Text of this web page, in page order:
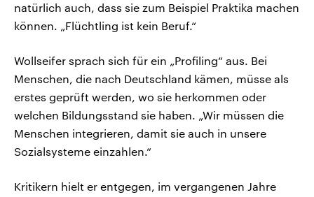
natürlich auch, dass sie zum Beispiel Praktika machen
können. „Flüchtling ist kein Beruf.“
Wollseifer sprach sich für ein „Profiling“ aus. Bei
Menschen, die nach Deutschland kämen, müsse als
erstes geprüft werden, wo sie herkommen oder
welchen Bildungsstand sie haben. „Wir müssen die
Menschen integrieren, damit sie auch in unsere
Sozialsysteme einzahlen.“
Kritikern hielt er entgegen, im vergangenen Jahre